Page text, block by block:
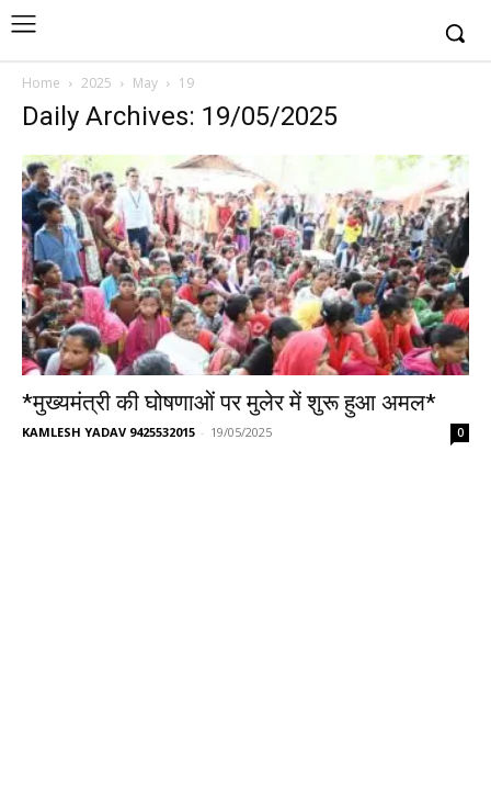
Home 2025 May 19
Daily Archives: 19/05/2025
*मुख्यमंत्री की घोषणाओं पर मुलेर में शुरू हुआ अमल*
KAMLESH YADAV 9425532015 - 19/05/2025 0